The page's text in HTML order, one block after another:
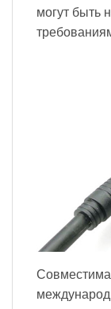
могут быть